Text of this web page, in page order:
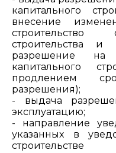
капитального
внесение
строительство
строительства
разрешение на
капитального
продлением
разрешения);
- выдача
эксплуатацию;
- направление
указанных в